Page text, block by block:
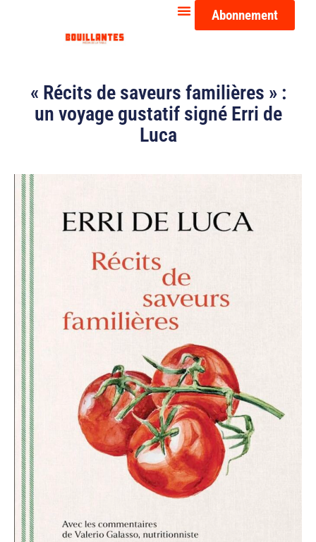
Abonnement
« Récits de saveurs familières » :
un voyage gustatif signé Erri de
Luca